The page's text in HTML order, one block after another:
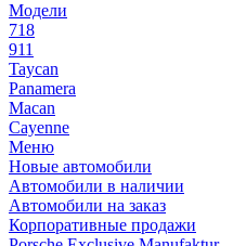
Модели
718
911
Taycan
Panamera
Macan
Cayenne
Меню
Новые автомобили
Автомобили в наличии
Автомобили на заказ
Корпоративные продажи